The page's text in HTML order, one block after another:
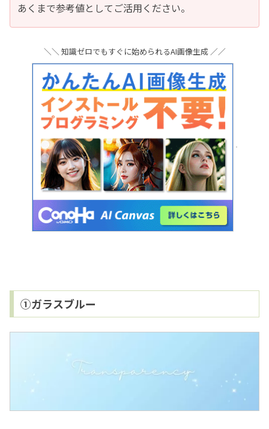
あくまで参考値としてご活用ください。
＼＼ 知識ゼロでもすぐに始められるAI画像生成 ／／
①ガラスブルー